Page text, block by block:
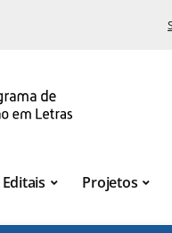
Editais Projetos